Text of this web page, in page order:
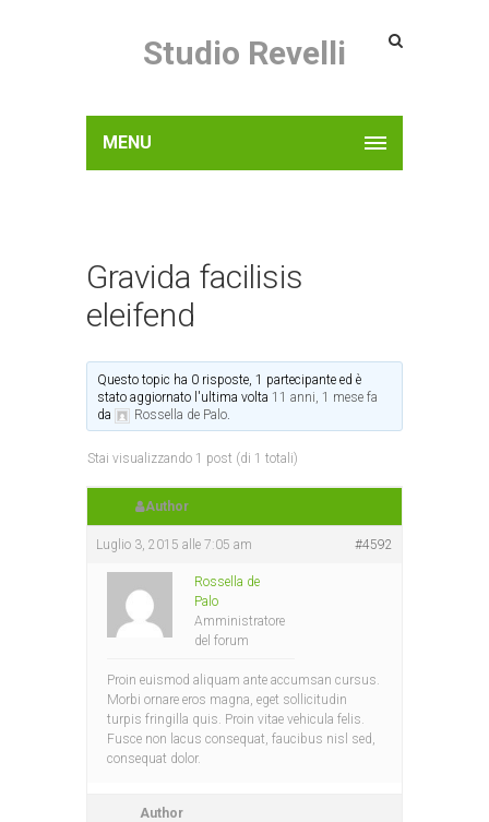
Studio Revelli
MENU
Gravida facilisis
eleifend
Questo topic ha 0 risposte, 1 partecipante ed è
stato aggiornato l'ultima volta11 anni, 1 mese fa
da
Rossella de Palo.
Stai visualizzando 1 post (di 1 totali)
Author
Luglio 3, 2015 alle 7:05 am #4592
Rossella de
Palo
Amministratore
del forum
Proin euismod aliquam ante accumsan cursus.
Morbi ornare eros magna, eget sollicitudin
turpis fringilla quis. Proin vitae vehicula felis.
Fusce non lacus consequat, faucibus nisl sed,
consequat dolor.
Author